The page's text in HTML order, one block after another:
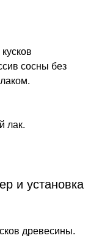
сосны без
лак.
и установка
древесины.